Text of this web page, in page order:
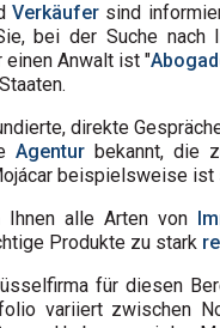
Verkäufer sind
bei der Suche nach
Anwalt ist "
direkte
Agentur bekannt, die
beispielsweise ist
Ihnen alle Arten von
Produkte zu stark
für diesen
variiert zwischen